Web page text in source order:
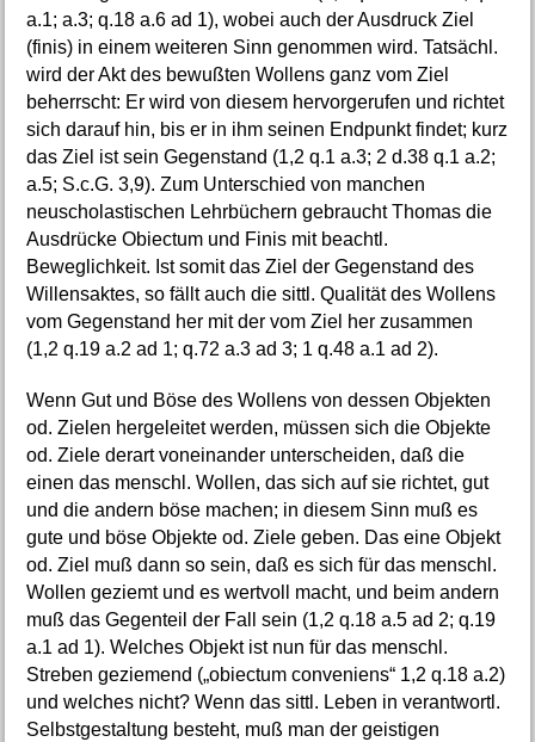
a.1; a.3; q.18 a.6 ad 1), wobei auch der Ausdruck Ziel
(finis) in einem weiteren Sinn genommen wird. Tatsächl.
wird der Akt des bewußten Wollens ganz vom Ziel
beherrscht: Er wird von diesem hervorgerufen und richtet
sich darauf hin, bis er in ihm seinen Endpunkt findet; kurz
das Ziel ist sein Gegenstand (1,2 q.1 a.3; 2 d.38 q.1 a.2;
a.5; S.c.G. 3,9). Zum Unterschied von manchen
neuscholastischen Lehrbüchern gebraucht Thomas die
Ausdrücke Obiectum und Finis mit beachtl.
Beweglichkeit. Ist somit das Ziel der Gegenstand des
Willensaktes, so fällt auch die sittl. Qualität des Wollens
vom Gegenstand her mit der vom Ziel her zusammen
(1,2 q.19 a.2 ad 1; q.72 a.3 ad 3; 1 q.48 a.1 ad 2).
Wenn Gut und Böse des Wollens von dessen Objekten
od. Zielen hergeleitet werden, müssen sich die Objekte
od. Ziele derart voneinander unterscheiden, daß die
einen das menschl. Wollen, das sich auf sie richtet, gut
und die andern böse machen; in diesem Sinn muß es
gute und böse Objekte od. Ziele geben. Das eine Objekt
od. Ziel muß dann so sein, daß es sich für das menschl.
Wollen geziemt und es wertvoll macht, und beim andern
muß das Gegenteil der Fall sein (1,2 q.18 a.5 ad 2; q.19
a.1 ad 1). Welches Objekt ist nun für das menschl.
Streben geziemend („obiectum conveniens“ 1,2 q.18 a.2)
und welches nicht? Wenn das sittl. Leben in verantwortl.
Selbstgestaltung besteht, muß man der geistigen